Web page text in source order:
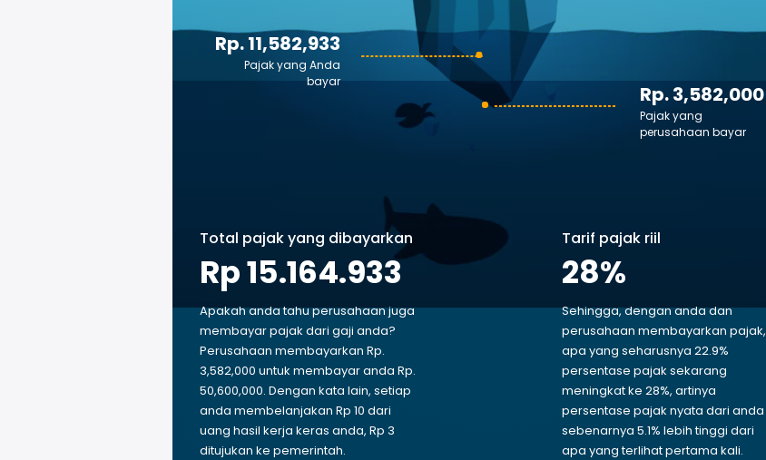
Rp. 3,582,000
Pajak yang
perusahaan bayar
Rp. 11,582,933
Pajak yang Anda
bayar
Total pajak yang dibayarkan
Rp 15.164.933
Apakah anda tahu perusahaan juga
membayar pajak dari gaji anda?
Perusahaan membayarkan Rp.
3,582,000 untuk membayar anda Rp.
50,600,000. Dengan kata lain, setiap
anda membelanjakan Rp 10 dari
uang hasil kerja keras anda, Rp 3
ditujukan ke pemerintah.
Tarif pajak riil
28%
Sehingga, dengan anda dan
perusahaan membayarkan pajak,
apa yang seharusnya 22.9%
persentase pajak sekarang
meningkat ke 28%, artinya
persentase pajak nyata dari anda
sebenarnya 5.1% lebih tinggi dari
apa yang terlihat pertama kali.